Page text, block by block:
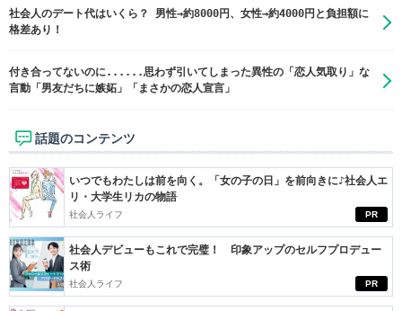
社会人のデート代はいくら？ 男性→約8000円、女性→約4000円と負担額に
格差あり！
付き合ってないのに......思わず引いてしまった異性の「恋人気取り」な
言動「男友だちに嫉妬」「まさかの恋人宣言」
話題のコンテンツ
PR
いつでもわたしは前を向く。「女の子の日」を前向きに♪社会人エ
リ・大学生リカの物語
社会人ライフ
PR
社会人デビューもこれで完璧！ 印象アップのセルフプロデュー
ス術
社会人ライフ